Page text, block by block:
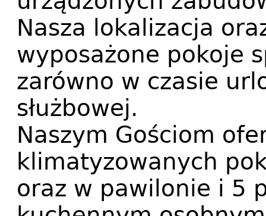
Nasza lokalizacja
wyposażone pokoje
zarówno w czasie
służbowej.
Naszym Gościom
klimatyzowanych
oraz w pawilonie i 5